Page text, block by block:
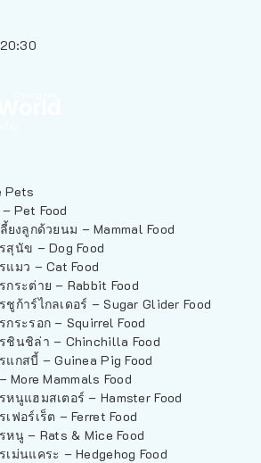
Pets
Pet Food
ยงลูกด้วยนม – Mammal Food
สุนัข – Dog Food
แมว – Cat Food
กระต่าย – Rabbit Food
ชูก้าร์ไกลเดอร์ – Sugar Glider Food
กระรอก – Squirrel Food
ชินชิล่า – Chinchilla Food
แกสบี้ – Guinea Pig Food
More Mammals Food
หนูแฮมสเตอร์ – Hamster Food
เฟอร์เร็ต – Ferret Food
หนู – Rats & Mice Food
เม่นแคระ – Hedgehog Food